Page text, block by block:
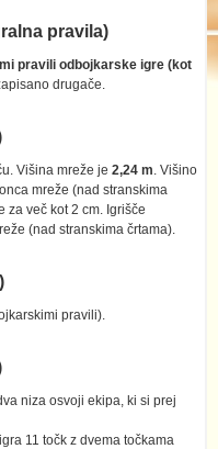
pravila)
pravili odbojkarske igre (kot
drugače.
Višina mreže je 2,24 m . Višino
mreže (nad stranskima
za več kot 2 cm. Igrišče
(nad stranskima črtama).
pravili).
niza osvoji ekipa, ki si prej
11 točk z dvema točkama